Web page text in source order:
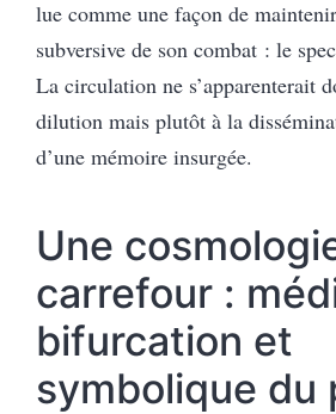
lue comme une façon de
subversive de son combat : le
La circulation ne s’apparenterait
dilution mais plutôt à la
d’une mémoire insurgée.
Une
carrefour :
bifurcation et
symbolique du